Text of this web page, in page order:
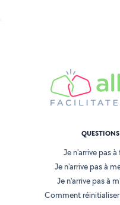
Je n'arrive pas
Je n'arrive pas à
Je n'arrive pas à
Comment